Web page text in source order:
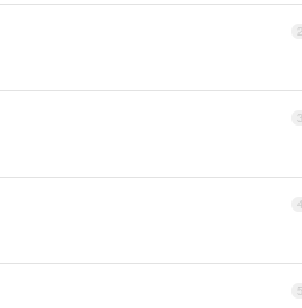
2
3
4
5